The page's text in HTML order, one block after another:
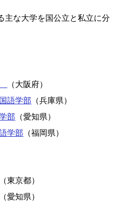
主な大学を国公立と私立に分
（大阪府）
語学部 （兵庫県）
部 （愛知県）
学部 （福岡県）
（東京都）
（愛知県）